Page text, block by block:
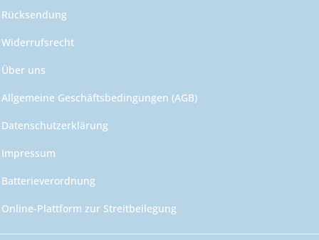
Rücksendung
Widerrufsrecht
Über uns
Allgemeine Geschäftsbedingungen (AGB)
Datenschutzerklärung
Impressum
Batterieverordnung
Online-Plattform zur Streitbeilegung